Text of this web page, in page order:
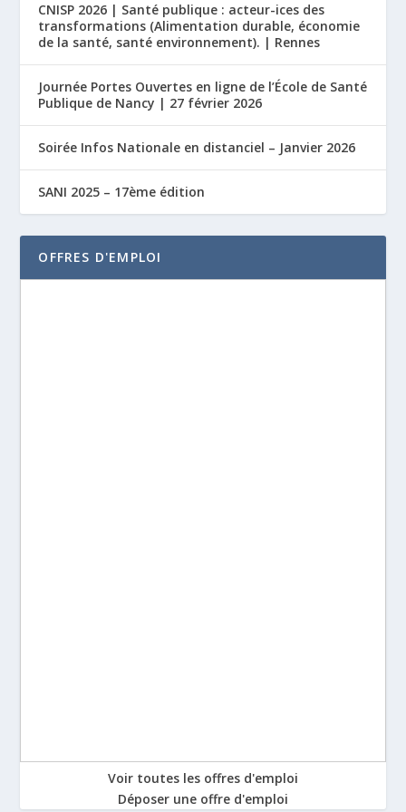
CNISP 2026 | Santé publique : acteur-ices des
transformations (Alimentation durable, économie
de la santé, santé environnement). | Rennes
Journée Portes Ouvertes en ligne de l’École de Santé
Publique de Nancy | 27 février 2026
Soirée Infos Nationale en distanciel – Janvier 2026
SANI 2025 – 17ème édition
OFFRES D'EMPLOI
Voir toutes les offres d'emploi
Déposer une offre d'emploi